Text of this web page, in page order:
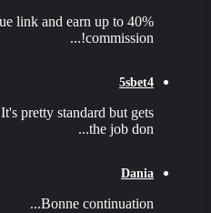
link and earn up to 40%
commission!...
5sbet4
It's pretty standard but gets
the job don...
Dania
Bonne continuation...